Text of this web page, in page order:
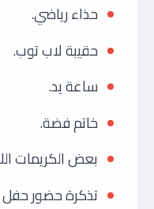
حذاء رياضي.
حقيبة لاب توب.
ساعة يد.
خاتم فضة.
بعض الكريمات
تذكرة حضور